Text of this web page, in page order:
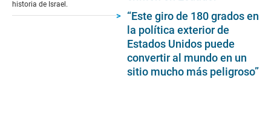
historia de Israel.
“Este giro de 180 grados en
la política exterior de
Estados Unidos puede
convertir al mundo en un
sitio mucho más peligroso”